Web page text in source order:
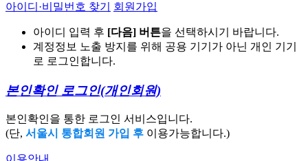
아이디·비밀번호 찾기 회원가입
아이디 입력 후 [다음] 버튼을 선택하시기 바랍니다.
계정정보 노출 방지를 위해 공용 기기가 아닌 개인 기기
로 로그인합니다.
본인확인 로그인(개인회원)
본인확인을 통한 로그인 서비스입니다.
(단, 서울시 통합회원 가입 후 이용가능합니다.)